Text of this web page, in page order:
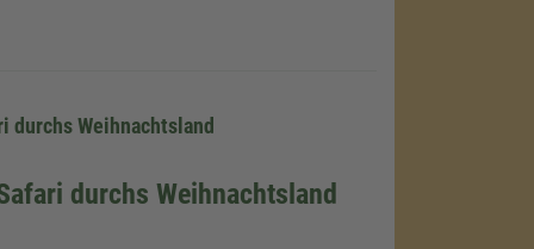
durchs Weihnachtsland
durchs Weihnachtsland
zu, um